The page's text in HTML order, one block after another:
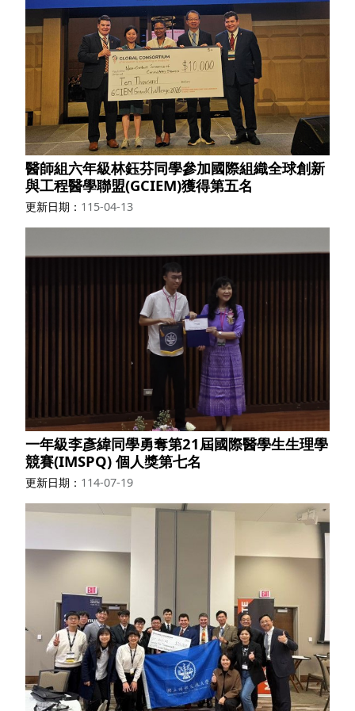
醫師組六年級林鈺芬同學參加國際組織全球創新
與工程醫學聯盟(GCIEM)獲得第五名
更新日期 115-04-13
一年級李彥緯同學勇奪第21屆國際醫學生生理學
競賽(IMSPQ) 個人獎第七名
更新日期 114-07-19